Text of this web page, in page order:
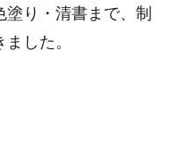
り・清書まで、制
した。